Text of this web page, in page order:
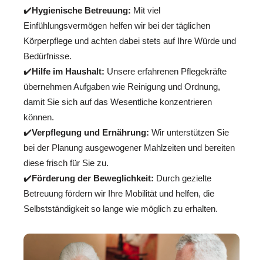
✔️Hygienische Betreuung: Mit viel
Einfühlungsvermögen helfen wir bei der täglichen
Körperpflege und achten dabei stets auf Ihre Würde und
Bedürfnisse.
✔️Hilfe im Haushalt: Unsere erfahrenen Pflegekräfte
übernehmen Aufgaben wie Reinigung und Ordnung,
damit Sie sich auf das Wesentliche konzentrieren
können.
✔️Verpflegung und Ernährung: Wir unterstützen Sie
bei der Planung ausgewogener Mahlzeiten und bereiten
diese frisch für Sie zu.
✔️Förderung der Beweglichkeit: Durch gezielte
Betreuung fördern wir Ihre Mobilität und helfen, die
Selbstständigkeit so lange wie möglich zu erhalten.